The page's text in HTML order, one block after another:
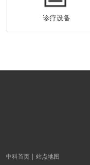
诊疗设备
中科首页 站点地图